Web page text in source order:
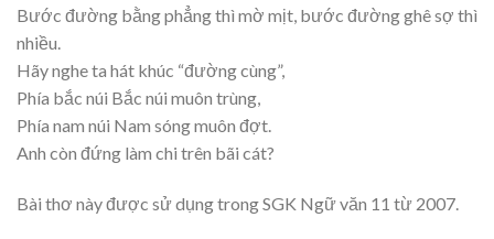
Bước đường bằng phẳng thì mờ mịt, bước đường ghê sợ thì
nhiều.
Hãy nghe ta hát khúc “đường cùng”,
Phía bắc núi Bắc núi muôn trùng,
Phía nam núi Nam sóng muôn đợt.
Anh còn đứng làm chi trên bãi cát?
Bài thơ này được sử dụng trong SGK Ngữ văn 11 từ 2007.